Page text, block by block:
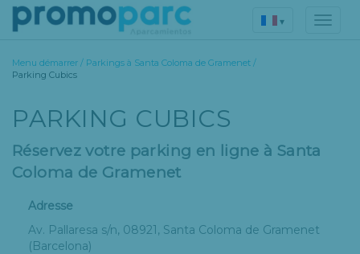
▾
Menu démarrer / Parkings à Santa Coloma de Gramenet /
Parking Cubics
PARKING CUBICS
Réservez votre parking en ligne à Santa
Coloma de Gramenet
Adresse
Av. Pallaresa s/n, 08921, Santa Coloma de Gramenet
(Barcelona)